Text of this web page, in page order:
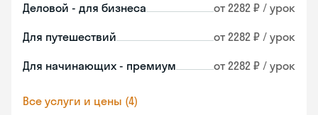
Деловой - для бизнеса от 2282 ₽ / урок
Для путешествий от 2282 ₽ / урок
Для начинающих - премиум от 2282 ₽ / урок
Все услуги и цены (4)